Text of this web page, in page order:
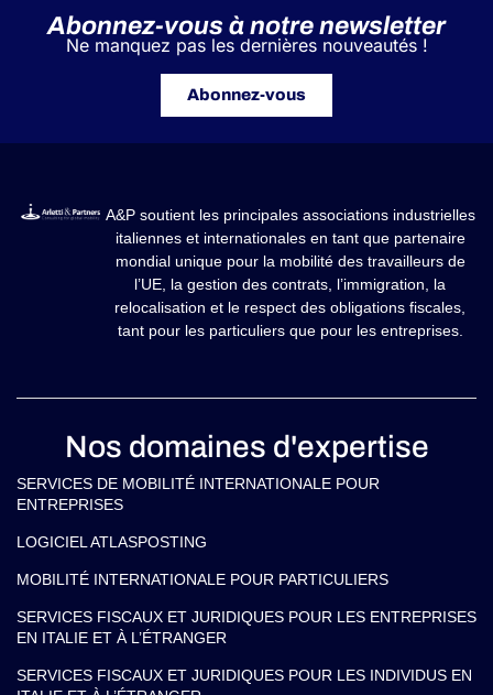
Abonnez-vous à notre newsletter
Ne manquez pas les dernières nouveautés !
Abonnez-vous
A&P soutient les principales associations industrielles
italiennes et internationales en tant que partenaire
mondial unique pour la mobilité des travailleurs de
l’UE, la gestion des contrats, l’immigration, la
relocalisation et le respect des obligations fiscales,
tant pour les particuliers que pour les entreprises.
Nos domaines d'expertise
SERVICES DE MOBILITÉ INTERNATIONALE POUR
ENTREPRISES
LOGICIEL ATLASPOSTING
MOBILITÉ INTERNATIONALE POUR PARTICULIERS
SERVICES FISCAUX ET JURIDIQUES POUR LES ENTREPRISES
EN ITALIE ET À L’ÉTRANGER
SERVICES FISCAUX ET JURIDIQUES POUR LES INDIVIDUS EN